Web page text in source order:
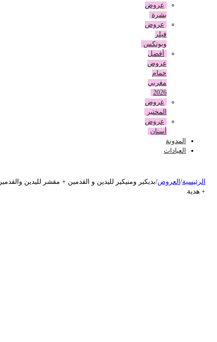
عروض
بشرة
عروض
وبوتكس
أفضل
عروض
حمام
مغربي
عروض
المختبر
عروض
أسنان
المدونة
العيادات
/العروض بديكير ومنيكير لليدين و القدمين + مقشر لليدين والقدمين
هدية